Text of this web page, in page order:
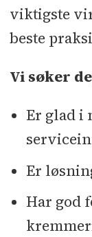
viktigste
beste
Vi søker
Er glad i
Er
Har god